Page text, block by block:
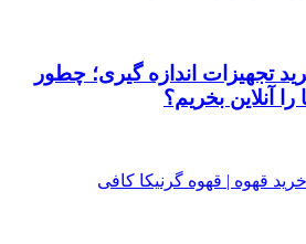
تجهیزات اندازه گیری؛ چطور
را آنلاین بخریم؟
قهوه | قهوه گرنیکا کافی